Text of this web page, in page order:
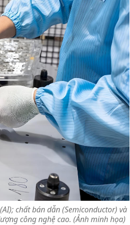
chất bán dẫn (Semiconductor) và
công nghệ cao. (Ảnh minh họa)